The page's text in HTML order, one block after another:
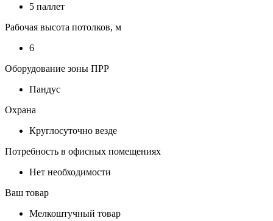
5 паллет
Рабочая высота потолков, м
6
Оборудование зоны ПРР
Пандус
Охрана
Круглосуточно везде
Потребность в офисных помещениях
Нет необходимости
Ваш товар
Мелкоштучный товар